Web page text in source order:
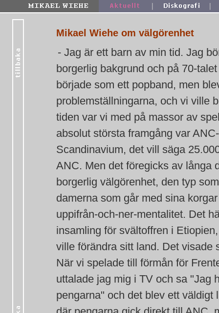
| |
Mikael Wiehe om välgörenhet
- Jag är ett barn av min tid. Jag
borgerlig bakgrund och på 70-
började som ett popband, men
problemställningarna, och vi ville
tiden var vi med på massor av
absolut största framgång var
Scandinavium, det vill säga
ANC. Men det föregicks av långa
borgerlig välgörenhet, den typ
damerna som går med sina
uppifrån-och-ner-mentalitet. Det
insamling för svältoffren i
ville förändra sitt land. Det visade
När vi spelade till förmån för
uttalade jag mig i TV och sa "Jag
pengarna" och det blev ett väldigt